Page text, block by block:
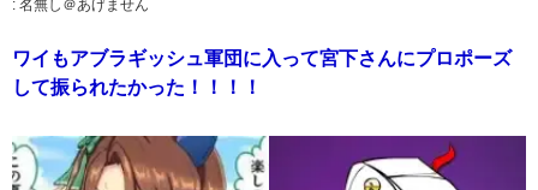
: 名無し＠あげません
ワイもアブラギッシュ軍団に入って宮下さんにプロポーズ
して振られたかった！！！！